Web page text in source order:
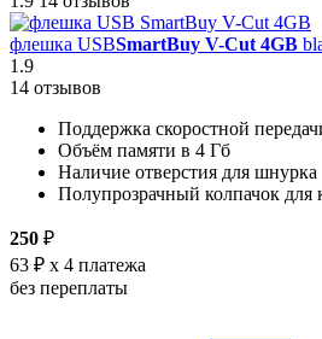
флешка USBSmartBuy V-Cut 4GB
1.9
14 отзывов
Поддержка скоростной
Объём памяти в 4 Гб
Наличие отверстия для шнурка
Полупрозрачный колпачок для
250 ₽
63 ₽ x 4 платежа
без переплаты